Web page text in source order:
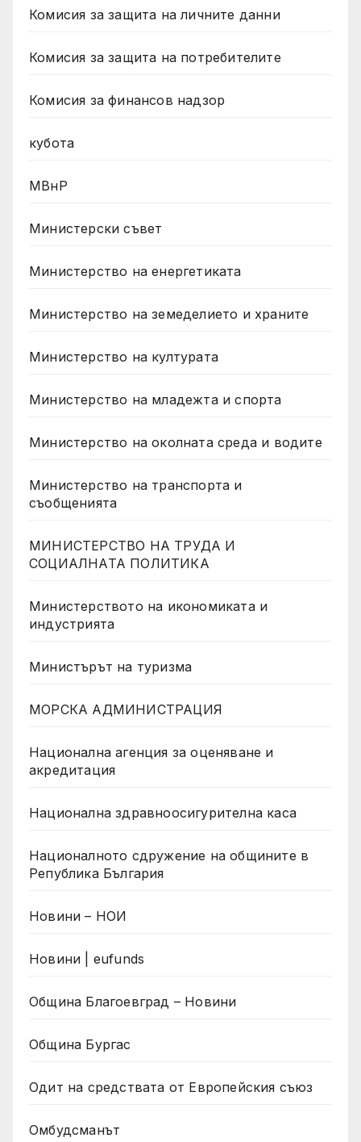
Комисия за защита на личните данни
Комисия за защита на потребителите
Комисия за финансов надзор
кубота
МВнР
Министерски съвет
Министерство на енергетиката
Министерство на земеделието и храните
Министерство на културата
Министерство на младежта и спорта
Министерство на околната среда и водите
Министерство на транспорта и
съобщенията
МИНИСТЕРСТВО НА ТРУДА И
СОЦИАЛНАТА ПОЛИТИКА
Министерството на икономиката и
индустрията
Министърът на туризма
МОРСКА АДМИНИСТРАЦИЯ
Национална агенция за оценяване и
акредитация
Национална здравноосигурителна каса
Националното сдружение на общините в
Република България
Новини – НОИ
Новини | eufunds
Община Благоевград – Новини
Община Бургас
Одит на средствата от Европейския съюз
Омбудсманът